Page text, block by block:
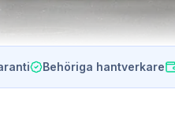
Behöriga hantverkare